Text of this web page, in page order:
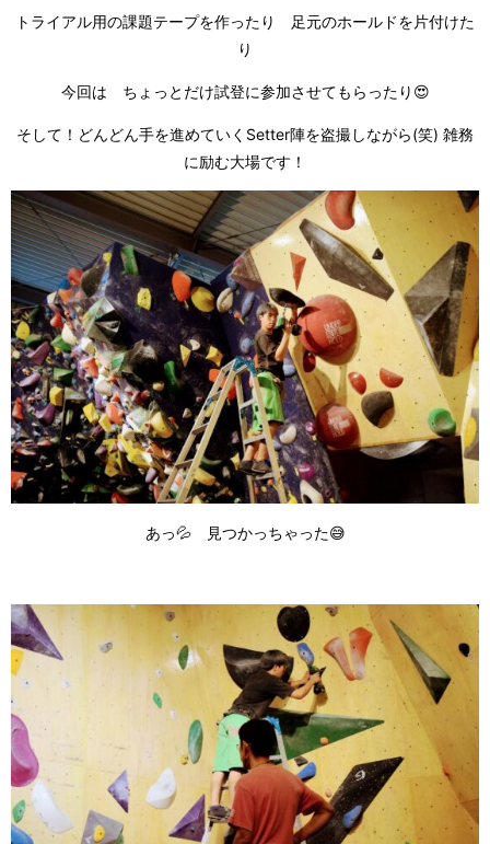
トライアル用の課題テープを作ったり 足元のホールドを片付けた
り
今回は ちょっとだけ試登に参加させてもらったり😍
そして！どんどん手を進めていくSetter陣を盗撮しながら(笑) 雑務
に励む大場です！
あっ💦 見つかっちゃった😅